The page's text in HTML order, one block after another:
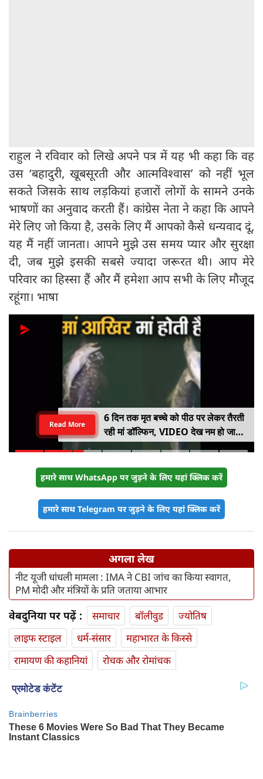
राहुल ने रविवार को लिखे अपने पत्र में यह भी कहा कि वह
उस ‘बहादुरी, खूबसूरती और आत्मविश्वास’ को नहीं भूल
सकते जिसके साथ लड़कियां हजारों लोगों के सामने उनके
भाषणों का अनुवाद करती हैं। कांग्रेस नेता ने कहा कि आपने
मेरे लिए जो किया है, उसके लिए मैं आपको कैसे धन्यवाद दूं,
यह मैं नहीं जानता। आपने मुझे उस समय प्यार और सुरक्षा
दी, जब मुझे इसकी सबसे ज्यादा जरूरत थी। आप मेरे
परिवार का हिस्सा हैं और मैं हमेशा आप सभी के लिए मौजूद
रहूंगा। भाषा
6 दिन तक मृत बच्चे को पीठ पर लेकर तैरती
रही मां डॉल्फिन, VIDEO देख नम हो जाएंगी
आंखें
Read More
हमारे साथ WhatsApp पर जुड़ने के लिए यहां क्लिक करें
हमारे साथ Telegram पर जुड़ने के लिए यहां क्लिक करें
अगला लेख
नीट यूजी धांधली मामला : IMA ने CBI जांच का किया स्वागत,
PM मोदी और मंत्रियों के प्रति जताया आभार
वेबदुनिया पर पढ़ें : समाचार बॉलीवुड
ज्योतिष
लाइफ स्‍टाइल
धर्म-संसार
महाभारत के किस्से
रामायण की कहानियां
रोचक और रोमांचक